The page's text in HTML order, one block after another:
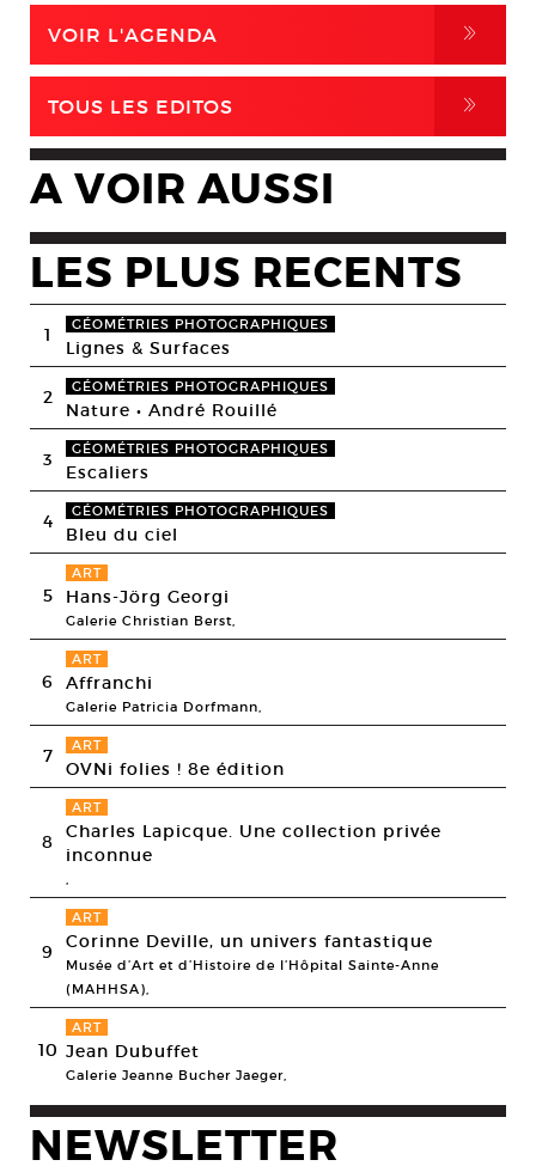
VOIR L'AGENDA ,
TOUS LES EDITOS ,
A VOIR AUSSI
LES PLUS RECENTS
1 GÉOMÉTRIES PHOTOGRAPHIQUES
Lignes & Surfaces
2 GÉOMÉTRIES PHOTOGRAPHIQUES
Nature • André Rouillé
3 GÉOMÉTRIES PHOTOGRAPHIQUES
Escaliers
4 GÉOMÉTRIES PHOTOGRAPHIQUES
Bleu du ciel
5
ART
Hans-Jörg Georgi
Galerie Christian Berst,
6
ART
Affranchi
Galerie Patricia Dorfmann,
7 ART
OVNi folies ! 8e édition
8
ART
Charles Lapicque. Une collection privée
inconnue
,
9
ART
Corinne Deville, un univers fantastique
Musée d’Art et d’Histoire de l’Hôpital Sainte-Anne
(MAHHSA),
10
ART
Jean Dubuffet
Galerie Jeanne Bucher Jaeger,
NEWSLETTER